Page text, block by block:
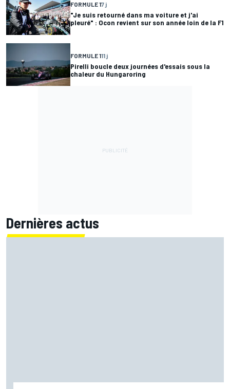
FORMULE 17 j
"Je suis retourné dans ma voiture et j'ai
pleuré" : Ocon revient sur son année loin de la F1
FORMULE 111 j
Pirelli boucle deux journées d'essais sous la
chaleur du Hungaroring
Dernières actus